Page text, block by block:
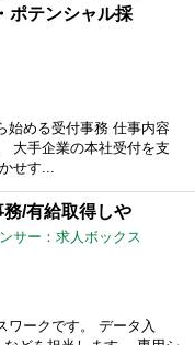
ポテンシャル採
始める受付事務 仕事内容
大手企業の本社受付を支
せす...
務/有給取得しや
サー：求人ボックス
ワークです。 データ入